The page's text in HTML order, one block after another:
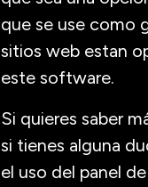
que se use como
sitios web estan
este software.
Si quieres saber
si tienes alguna
el uso del panel